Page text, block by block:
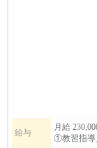
詳しくはホームペ
給与
月給
①教習指導